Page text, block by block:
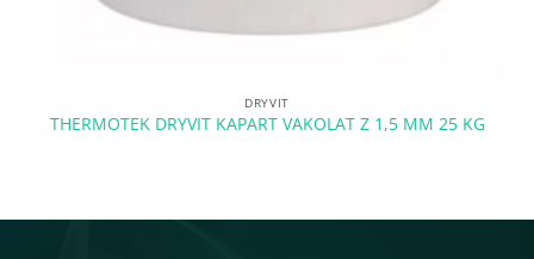
DRYVIT
THERMOTEK DRYVIT KAPART VAKOLAT Z 1,5 MM 25 KG